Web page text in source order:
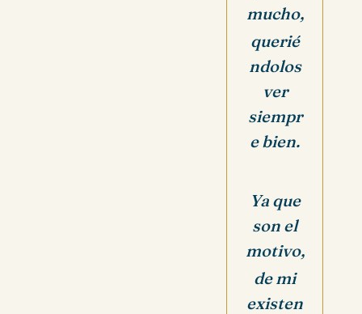
mucho,
querié
ndolos
ver
siempr
e bien.
Ya que
son el
motivo,
de mi
existen